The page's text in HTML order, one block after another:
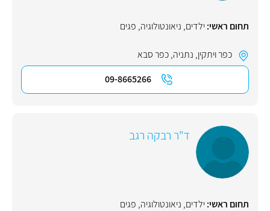
תחום ראשי:ילדים, ניאונטולוגיה, פגים
כפר ויתקין, נתניה,כפר סבא
09-8665266
ד"ר רבקה רגב
תחום ראשי:ילדים, ניאונטולוגיה, פגים